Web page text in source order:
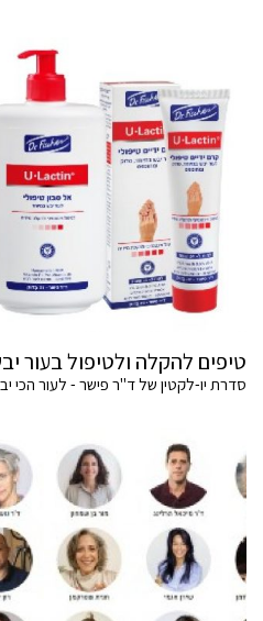
טיפים להקלה ולטיפול בעור
סדרת יו-לקטין של ד"ר פישר - לעור הכי